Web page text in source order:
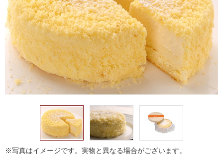
※写真はイメージです。実物と異なる場合がございます。